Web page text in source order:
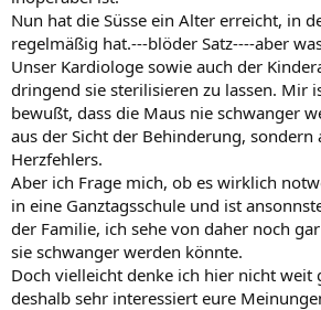
Nun hat die Süsse ein Alter erreicht, in
regelmäßig hat.---blöder Satz----aber
Unser Kardiologe sowie auch der
dringend sie sterilisieren zu lassen. Mir
bewußt, dass die Maus nie schwanger
aus der Sicht der Behinderung,
Herzfehlers.
Aber ich Frage mich, ob es wirklich
in eine Ganztagsschule und ist
der Familie, ich sehe von daher noch
sie schwanger werden könnte.
Doch vielleicht denke ich hier nicht weit
deshalb sehr interessiert eure